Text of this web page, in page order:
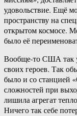
удовольствие. Ещё
пространству на
открытом космосе.
было её
Вообще-то США так
своих героев. Так
было и со станцией
сложностей при
лишила агрегат
Ничего так себе